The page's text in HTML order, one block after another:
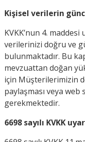
Kişisel verilerin
KVKK’nun 4. maddesi
verilerinizi doğru ve
bulunmaktadır. Bu
mevzuattan doğan
için Müşterilerimizin
paylaşması veya
gerekmektedir.
6698 sayılı KVKK